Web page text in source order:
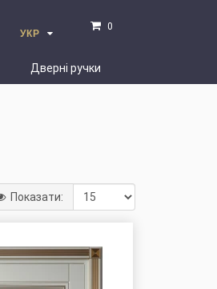
УКР
0
Дверні ручки
Показати: